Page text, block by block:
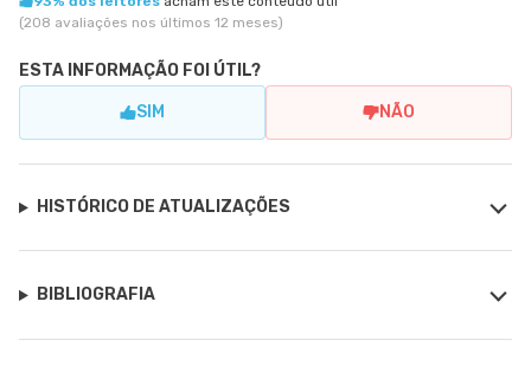
(208 avaliações nos últimos 12 meses)
ESTA INFORMAÇÃO FOI ÚTIL?
SIM NÃO
HISTÓRICO DE ATUALIZAÇÕES
BIBLIOGRAFIA